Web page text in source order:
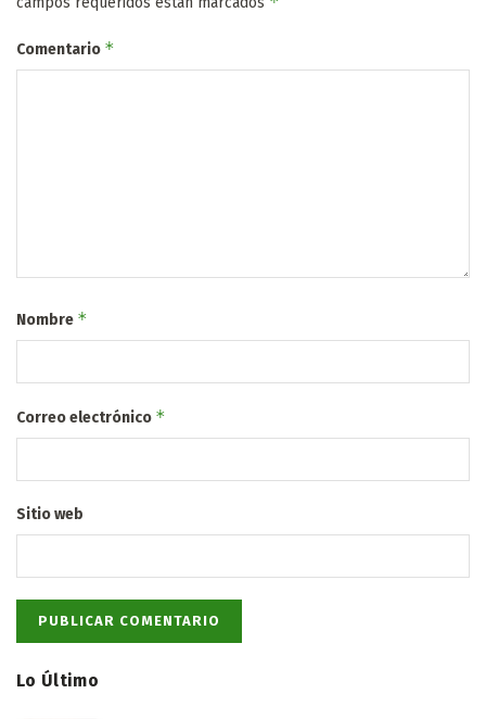
Comentario *
Nombre *
Correo electrónico *
Sitio web
Lo Último